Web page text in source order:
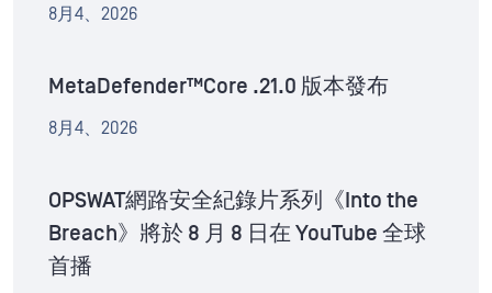
8月4、2026
MetaDefender™Core .21.0 版本發布
8月4、2026
OPSWAT網路安全紀錄片系列《Into the
Breach》將於 8 月 8 日在 YouTube 全球
首播